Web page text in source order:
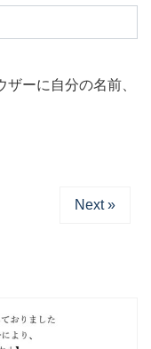
ーに自分の名前、
Next »